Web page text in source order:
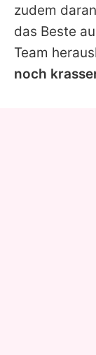
zudem
das Beste
Team
noch